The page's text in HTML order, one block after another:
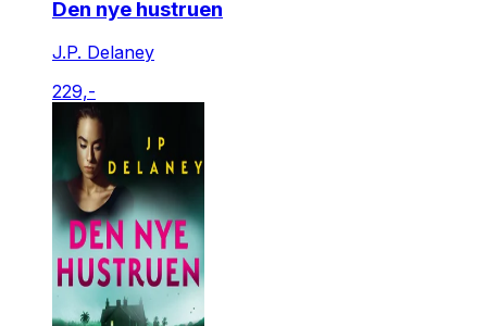
Den nye hustruen
J.P. Delaney
229,-